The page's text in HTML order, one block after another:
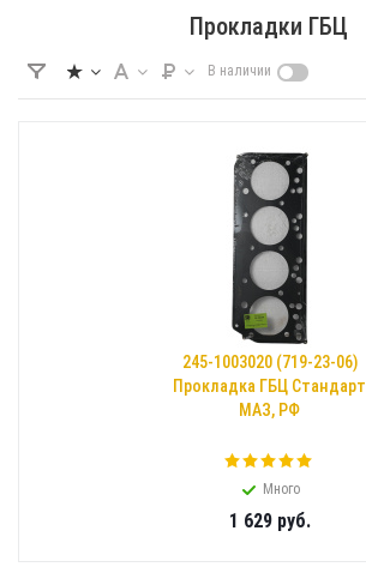
Прокладки ГБЦ
В наличии
245-1003020 (719-23-06)
Прокладка ГБЦ Стандарт
МАЗ, РФ
Много
1 629руб.